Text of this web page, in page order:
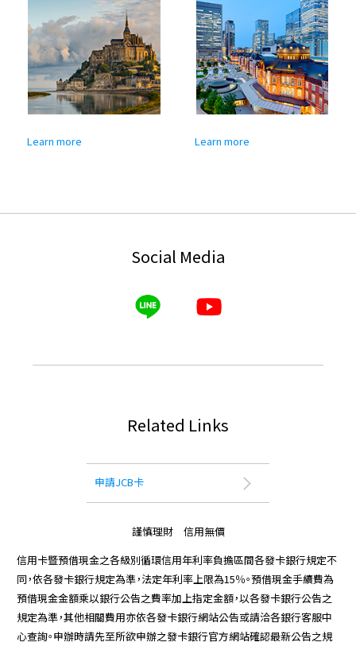
Learn more Learn more
Social Media
Related Links
申請JCB卡
謹慎理財 信用無價
信用卡暨預借現金之各級別循環信用年利率負擔區間各發卡銀行規定不
同，依各發卡銀行規定為準，法定年利率上限為15％。預借現金手續費為
預借現金金額乘以銀行公告之費率加上指定金額，以各發卡銀行公告之
規定為準，其他相關費用亦依各發卡銀行網站公告或請洽各銀行客服中
心查詢。申辦時請先至所欲申辦之發卡銀行官方網站確認最新公告之規